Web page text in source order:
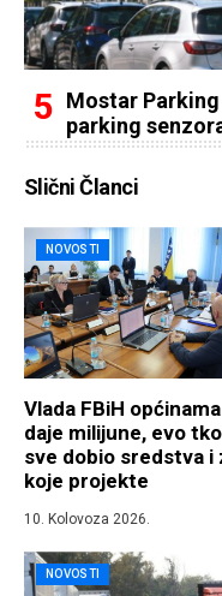
Mostar
parking
Slični Članci
NOVOSTI
Vlada FBiH općinama
daje milijune, evo
sve dobio sredstva i
koje projekte
10. Kolovoza 2026.
NOVOSTI